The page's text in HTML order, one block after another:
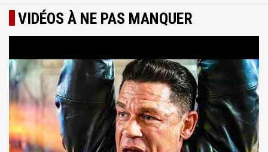
VIDÉOS À NE PAS MANQUER